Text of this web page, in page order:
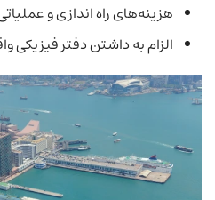
هزینه‌های راه اندازی و عملیاتی
الزام به داشتن دفتر فیزیکی